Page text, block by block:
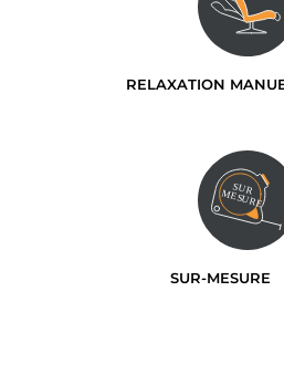
RELAXATION
SUR-MESURE